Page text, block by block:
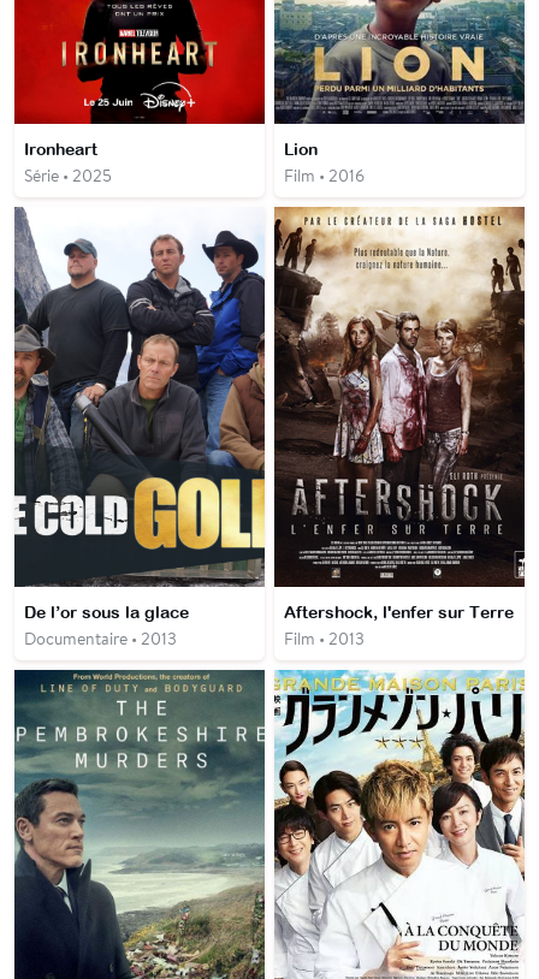
Ironheart
Série • 2025
Lion
Film • 2016
De l’or sous la glace
Documentaire • 2013
Aftershock, l'enfer sur Terre
Film • 2013